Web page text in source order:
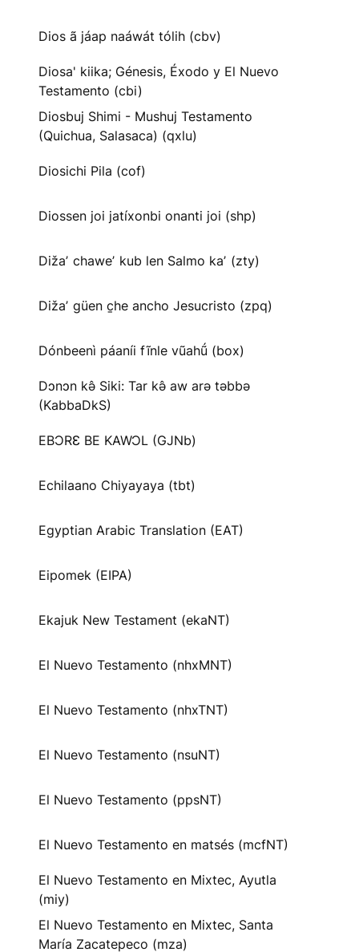
Dios ã jáap naáwát tólih (cbv)
Diosa' kiika; Génesis, Éxodo y El Nuevo
Testamento (cbi)
Diosbuj Shimi - Mushuj Testamento
(Quichua, Salasaca) (qxlu)
Diosichi Pila (cof)
Diossen joi jatíxonbi onanti joi (shp)
Dižaʼ chaweʼ kub len Salmo kaʼ (zty)
Dižaʼ güen c̱he ancho Jesucristo (zpq)
Dónbeenì páaníi fĩnle vũahṹ (box)
Dɔnɔn kə̂ Siki: Tar kə̂ aw arə təbbə
(KabbaDkS)
EBƆRƐ BE KAWƆL (GJNb)
Echilaano Chiyayaya (tbt)
Egyptian Arabic Translation (EAT)
Eipomek (EIPA)
Ekajuk New Testament (ekaNT)
El Nuevo Testamento (nhxMNT)
El Nuevo Testamento (nhxTNT)
El Nuevo Testamento (nsuNT)
El Nuevo Testamento (ppsNT)
El Nuevo Testamento en matsés (mcfNT)
El Nuevo Testamento en Mixtec, Ayutla
(miy)
El Nuevo Testamento en Mixtec, Santa
María Zacatepeco (mza)